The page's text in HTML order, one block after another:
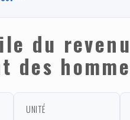
du
des
UNITÉ